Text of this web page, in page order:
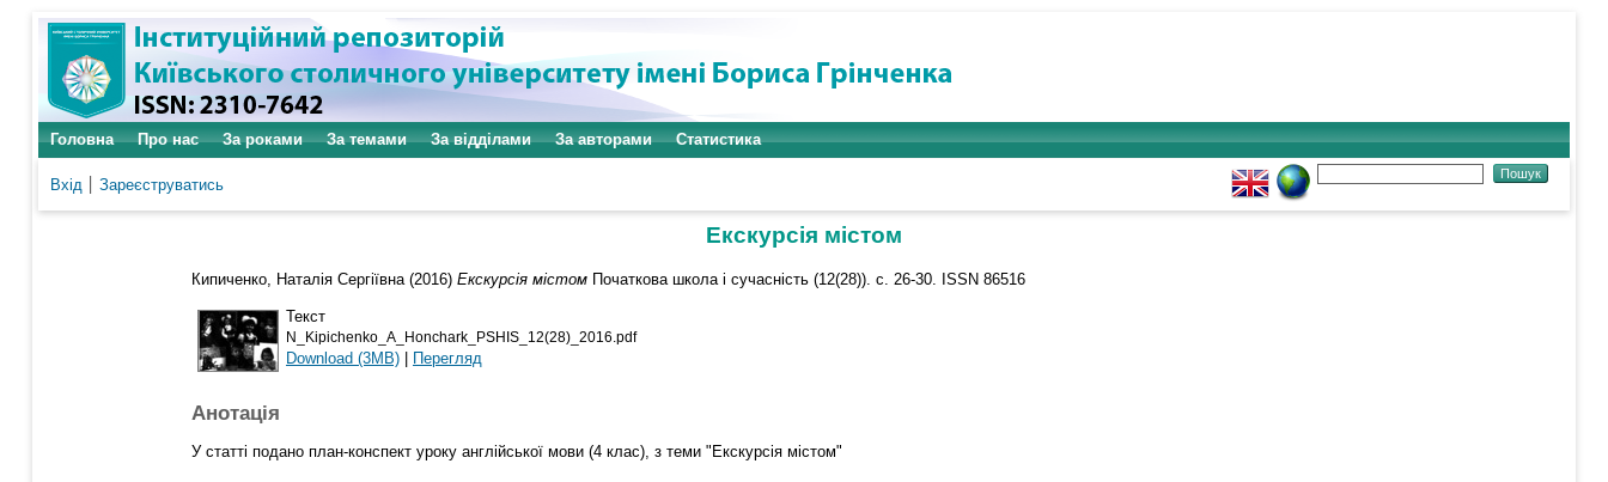
Головна Про нас За роками За темами За відділами За авторами Статистика
Вхід Зареєструватись
Екскурсія містом
Кипиченко, Наталія Сергіївна (2016) Екскурсія містом Початкова школа і сучасність (12(28)). с. 26-30. ISSN 86516
Текст
N_Kipichenko_A_Honchark_PSHIS_12(28)_2016.pdf
Download (3MB) | Перегляд
Анотація
У статті подано план-конспект уроку англійської мови (4 клас), з теми "Екскурсія містом"